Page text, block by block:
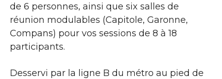
de 6 personnes, ainsi que six salles de
réunion modulables (Capitole, Garonne,
Compans) pour vos sessions de 8 à 18
participants.
Desservi par la ligne B du métro au pied de